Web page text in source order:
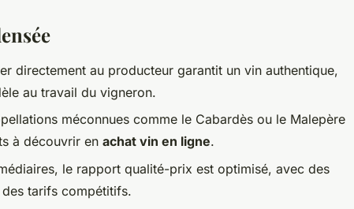
qui valent
directement au producteur garantit un vin authentique,
au travail du vigneron.
méconnues comme le Cabardès ou le Malepère
à découvrir en achat vin en ligne.
le rapport qualité-prix est optimisé, avec des
des tarifs compétitifs.